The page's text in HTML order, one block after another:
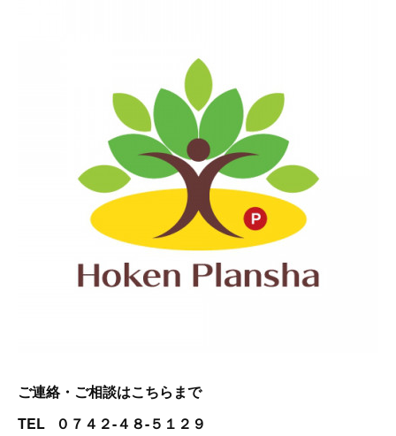
ご連絡・ご相談はこちらまで
TEL ０７４２-４８-５１２９